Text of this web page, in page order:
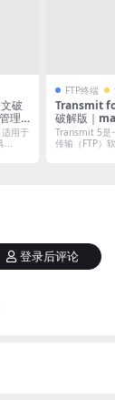
破
理
用于
...
FTP终端
Transmit for mac v5.11.5｜中文
破解版｜
Transmit 5是
传输（FTP）
登录后评论